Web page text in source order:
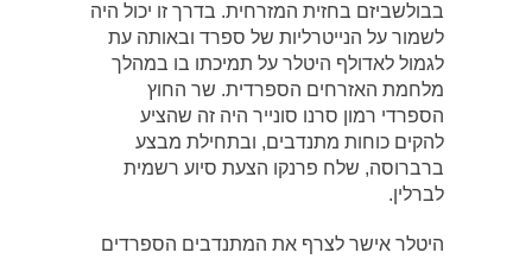
בבולשביזם בחזית המזרחית. בדרך זו יכול היה
לשמור על הנייטרליות של ספרד ובאותה עת
לגמול לאדולף היטלר על תמיכתו בו במהלך
מלחמת האזרחים הספרדית. שר החוץ
הספרדי רמון סרנו סונייר היה זה שהציע
להקים כוחות מתנדבים, ובתחילת מבצע
ברברוסה, שלח פרנקו הצעת סיוע רשמית
לברלין.
היטלר אישר לצרף את המתנדבים הספרדים